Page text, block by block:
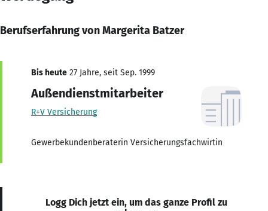
Berufserfahrung von Margerita Batzer
Bis heute 27 Jahre, seit Sep. 1999
Außendienstmitarbeiter
R+V Versicherung
Gewerbekundenberaterin Versicherungsfachwirtin
Logg Dich jetzt ein, um das ganze Profil zu